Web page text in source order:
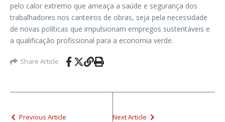
pelo calor extremo que ameaça a saúde e segurança dos
trabalhadores nos canteiros de obras, seja pela necessidade
de novas políticas que impulsionam empregos sustentáveis e
a qualificação profissional para a economia verde.
Share Article
Previous Article Next Article